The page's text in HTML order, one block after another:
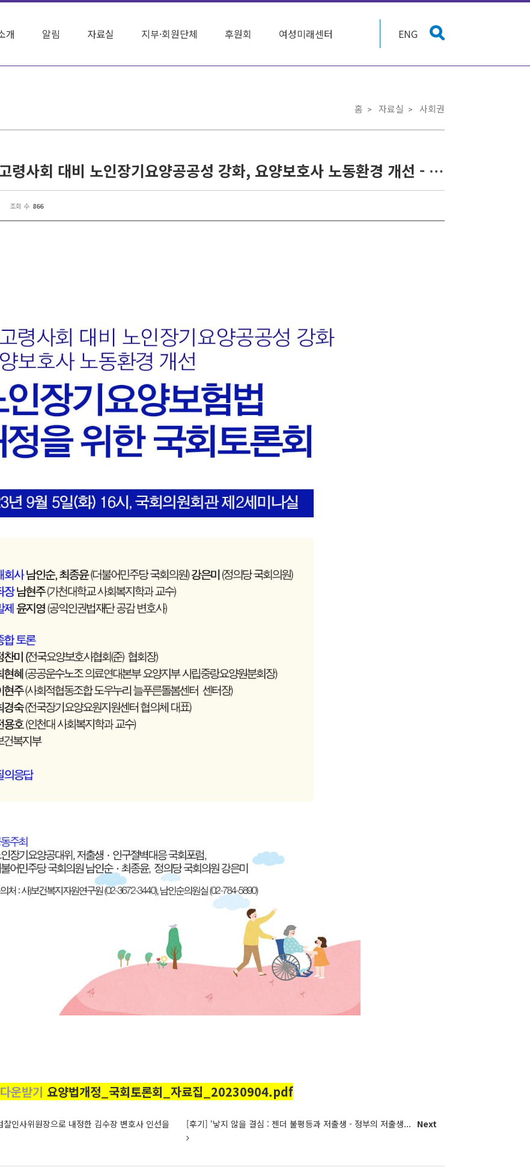
개 알림 자료실 지부·회원단체 후원회 여성미래센터 ENG
홈 자료실 사회권
[토론회] 초고령사회 대비 노인장기요양공공성 강화, 요양보호사 노동환경 개선 - 노인장기요양보험법 개정을 위한 국회 토론회(9/5)
조회 수 866
운받기 요양법개정_국회토론회_자료집_20230904.pdf
찰인사위원장으로 내정한 김수장 변호사 인선을
[후기] ‘낳지 않을 결심 : 젠더 불평등과 저출생 - 정부의 저출생... Next